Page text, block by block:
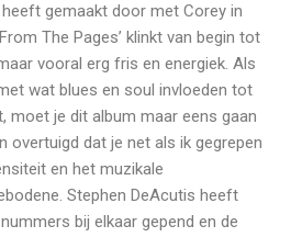
gemaakt door met Corey in
The Pages’ klinkt van begin tot
vooral erg fris en energiek. Als
wat blues en soul invloeden tot
moet je dit album maar eens gaan
overtuigd dat je net als ik gegrepen
en het muzikale
Stephen DeAcutis heeft
bij elkaar gepend en de